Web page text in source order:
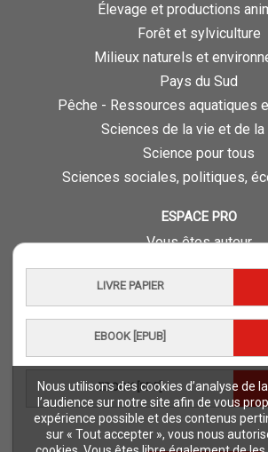
Nous utilisons des cookies d’analyse de
l’audience sur notre site afin de vous
expérience possible et des contenus
sur « Tout accepter », vous nous
LIVRE PAPIER
EBOOK [EPUB]
EBOOK [PDF]
Élevage et productions
Forêt et sylviculture
Milieux naturels et
Pays du Sud
Pêche - Ressources aquatiques
Sciences de la vie et de la
Science pour tous
Sciences sociales, politiques,
ESPACE PRO
Vous êtes auteur
Vous êtes journaliste
Vous êtes libraire
Foreign rights
Procédure
NOTRE SITE
Quae © 2018